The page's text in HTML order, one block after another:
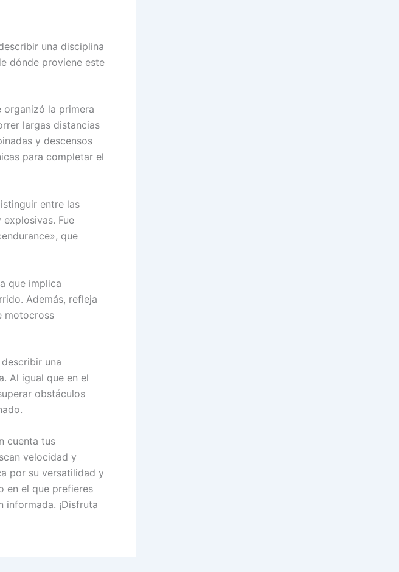
una disciplina
dónde proviene este
organizó la primera
largas distancias
y descensos
para completar el
entre las
Fue
que
que implica
Además, refleja
motocross
una
Al igual que en el
obstáculos
cuenta tus
velocidad y
por su versatilidad y
en el que prefieres
¡Disfruta